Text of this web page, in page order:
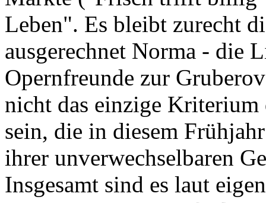
Leben". Es bleibt zurecht
ausgerechnet Norma - die
Opernfreunde zur
nicht das einzige
sein, die in diesem
ihrer unverwechselbaren
Insgesamt sind es laut